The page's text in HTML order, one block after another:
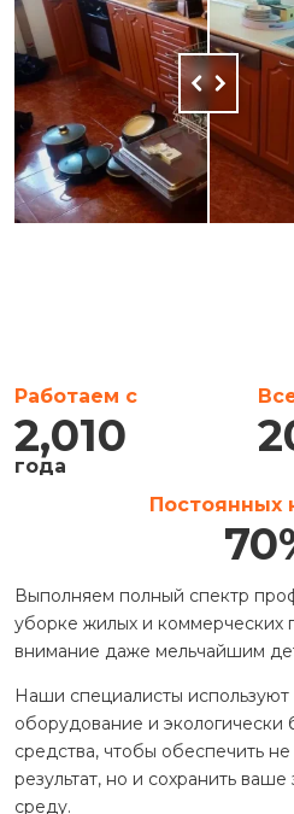
Работаем с
2,010
года
Постоянных
70
Выполняем полный спектр
уборке жилых и коммерческих
внимание даже мельчайшим
Наши специалисты
оборудование и экологически
средства, чтобы обеспечить
результат, но и сохранить
среду.